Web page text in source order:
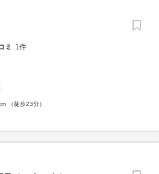
ミ 1件
（徒歩23分）